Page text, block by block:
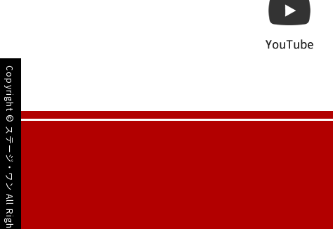
Copyright ©
ステージ・ワン